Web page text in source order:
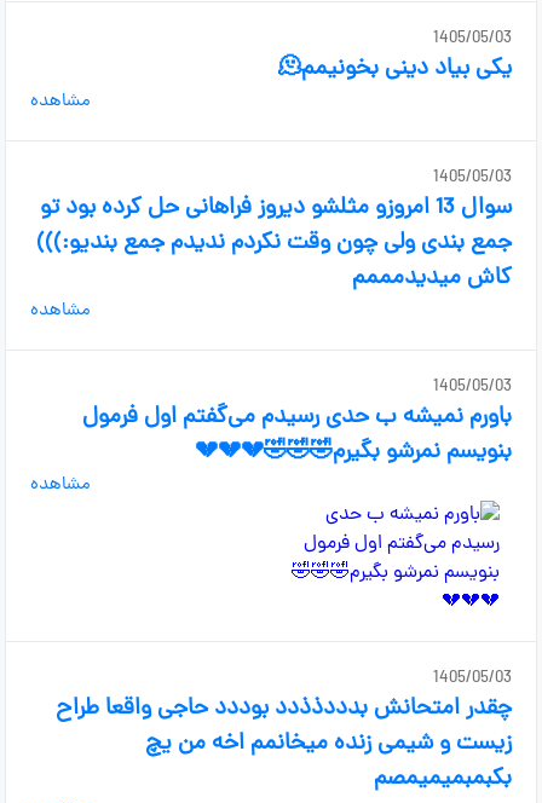
1405/05/03
یکی بیاد دینی بخونیمم🫠
مشاهده
1405/05/03
سوال 13 امروزو مثلشو دیروز فراهانی حل کرده بود تو
جمع بندی ولی چون وقت نکردم ندیدم جمع بندیو:)))
کاش میدیدمممم
مشاهده
1405/05/03
باورم نمیشه ب حدی رسیدم می‌گفتم اول فرمول
بنویسم نمرشو بگیرم🤣🤣🤣💔💔💔
مشاهده
1405/05/03
چقدر امتحانش بدددذذدد بوددد حاجی واقعا طراح
زیست و شیمی زنده میخانمم اخه من یچ
بکبمبمیمیمصم